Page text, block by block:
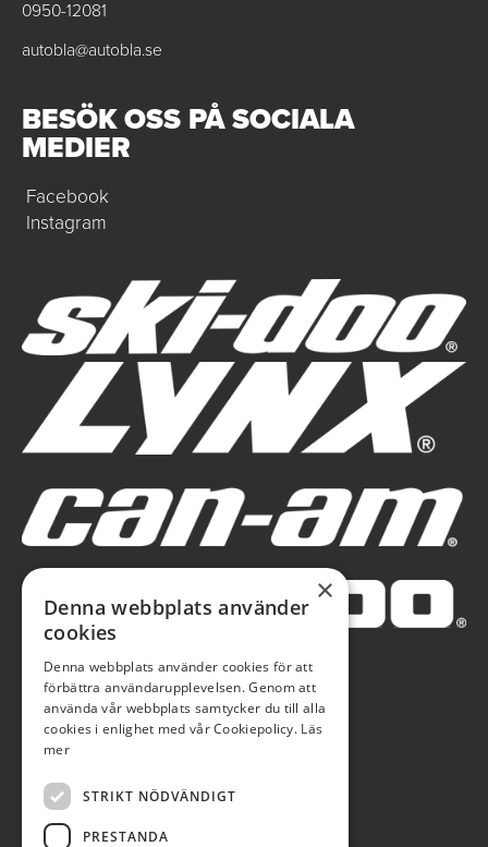
0950-12081
autobla@autobla.se
BESÖK OSS PÅ SOCIALA
MEDIER
Facebook
Instagram
×
Denna webbplats använder
cookies
Denna webbplats använder cookies för att
förbättra användarupplevelsen. Genom att
använda vår webbplats samtycker du till alla
cookies i enlighet med vår Cookiepolicy. Läs
mer
STRIKT NÖDVÄNDIGT
PRESTANDA